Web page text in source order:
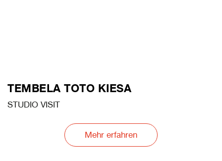
TEMBELA TOTO KIESA
STUDIO VISIT
Mehr erfahren